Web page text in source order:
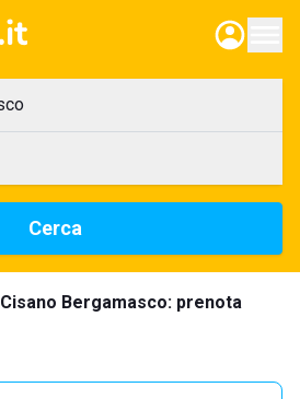
Cerca
Bergamasco: prenota